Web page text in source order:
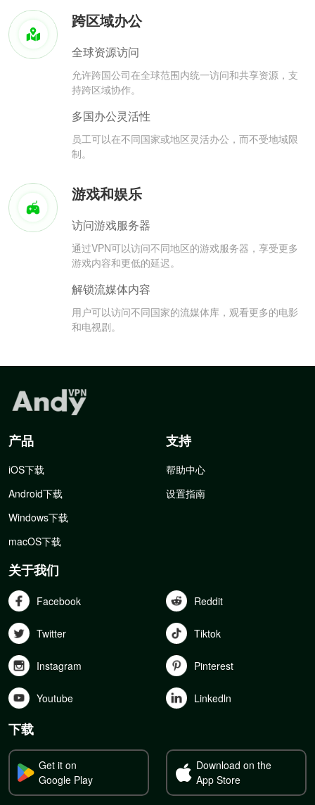
跨区域办公
全球资源访问
允许跨国公司在全球范围内统一访问和共享资源，支
持跨区域协作。
多国办公灵活性
员工可以在不同国家或地区灵活办公，而不受地域限
制。
游戏和娱乐
访问游戏服务器
通过VPN可以访问不同地区的游戏服务器，享受更多
游戏内容和更低的延迟。
解锁流媒体内容
用户可以访问不同国家的流媒体库，观看更多的电影
和电视剧。
产品
iOS下载
Android下载
Windows下载
macOS下载
支持
帮助中心
设置指南
关于我们
Facebook Reddit
Twitter Tiktok
Instagram Pinterest
Youtube Linkedln
下载
Get it on
Google Play
Download on the
App Store